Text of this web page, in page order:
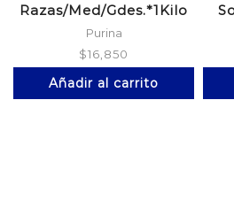
Razas/Med/Gdes.*1Kilo
Purina
$16,850
Añadir al carrito